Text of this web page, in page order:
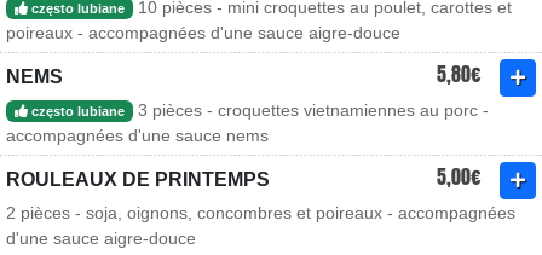
często lubiane
10 pièces - mini croquettes au poulet, carottes et
poireaux - accompagnées d'une sauce aigre-douce
NEMS 5,80€
często lubiane
3 pièces - croquettes vietnamiennes au porc -
accompagnées d'une sauce nems
ROULEAUX DE PRINTEMPS 5,00€
2 pièces - soja, oignons, concombres et poireaux - accompagnées
d'une sauce aigre-douce